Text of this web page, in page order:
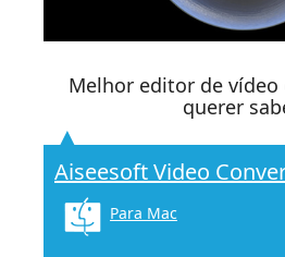
Melhor editor de vídeo
querer
Aiseesoft Video
Para Mac